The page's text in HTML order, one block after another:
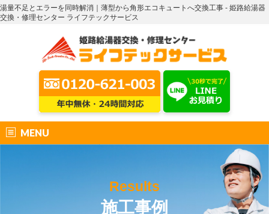
湯量不足とエラーを同時解消｜薄型から角形エコキュートへ交換工事 - 姫路給湯器
交換・修理センター ライフテックサービス
MENU
Results
施工事例